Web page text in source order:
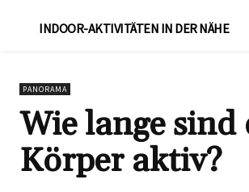
INDOOR-AKTIVITÄTEN IN DER NÄHE
PANORAMA
Wie lange
Körper aktiv?